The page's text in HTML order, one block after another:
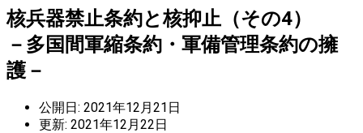
核兵器禁止条約と核抑止（その4）
－多国間軍縮条約・軍備管理条約の擁
護－
公開日: 2021年12月21日
更新: 2021年12月22日